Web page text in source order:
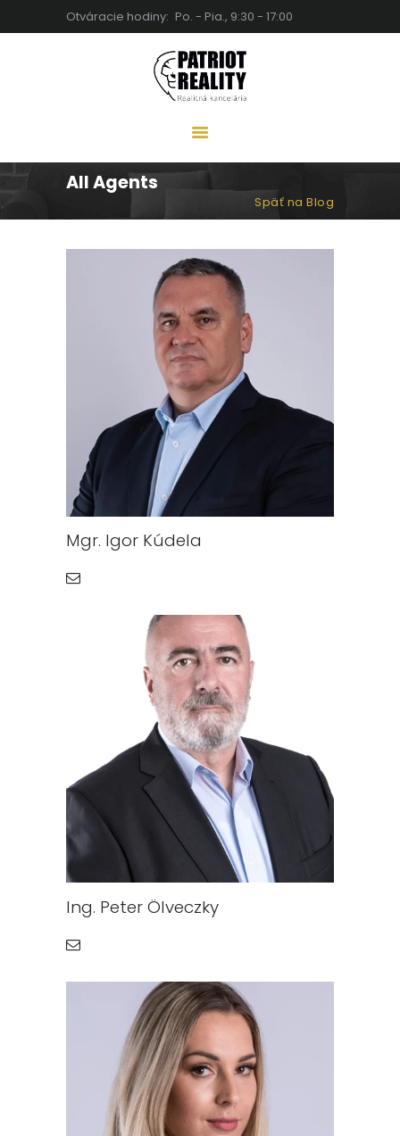
Otváracie hodiny: Po. - Pia., 9:30 - 17:00
All Agents
Späť na Blog
PATRIOT REALITY | REALITNÁ
KANCELÁRIA LEVICE
Detaily robia rozdiel
O NÁS
NEHNUTEĽNOSTI
SLUŽBY
BLOG
KARIÉRA
KONTAKT
Mgr. Igor Kúdela
Ing. Peter Ölveczky